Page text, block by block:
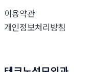
이용약관
개인정보처리방침